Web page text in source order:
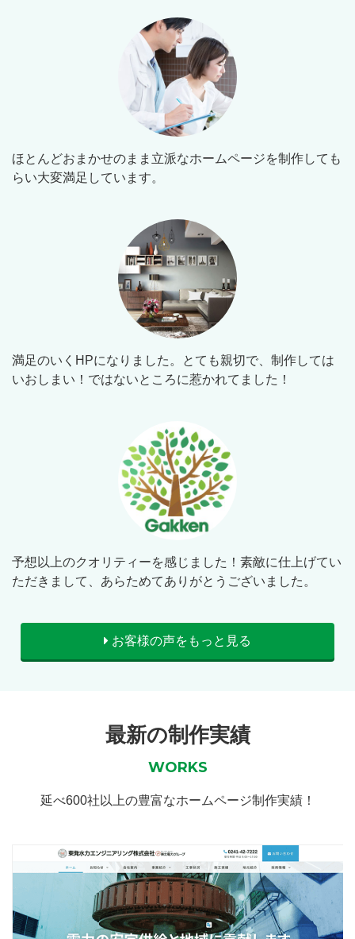
ほとんどおまかせのまま立派なホームページを制作しても
らい大変満足しています。
満足のいくHPになりました。とても親切で、制作しては
いおしまい！ではないところに惹かれてました！
予想以上のクオリティーを感じました！素敵に仕上げてい
ただきまして、あらためてありがとうございました。
お客様の声をもっと見る
最新の制作実績
WORKS
延べ600社以上の豊富なホームページ制作実績！